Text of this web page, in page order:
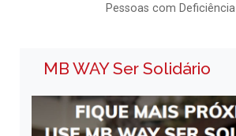
Pessoas com Deficiência
MB WAY Ser Solidário